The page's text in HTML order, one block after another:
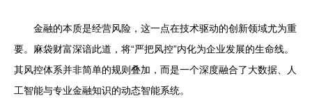
金融的本质是经营风险，这一点在技术驱动的创新领域尤为重
要。麻袋财富深谙此道，将“严把风控”内化为企业发展的生命线。
其风控体系并非简单的规则叠加，而是一个深度融合了大数据、人
工智能与专业金融知识的动态智能系统。